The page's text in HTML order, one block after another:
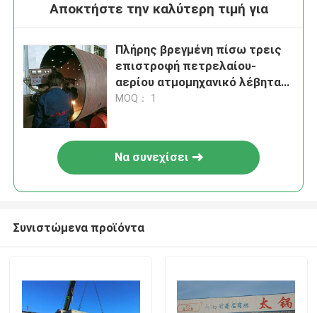
Αποκτήστε την καλύτερη τιμή για
Πλήρης βρεγμένη πίσω τρεις
επιστροφή πετρελαίου-
αερίου ατμομηχανικό λέβητα
οριζόντια εξόρυξη ατμού
MOQ： 1
Να συνεχίσει
Συνιστώμενα προϊόντα